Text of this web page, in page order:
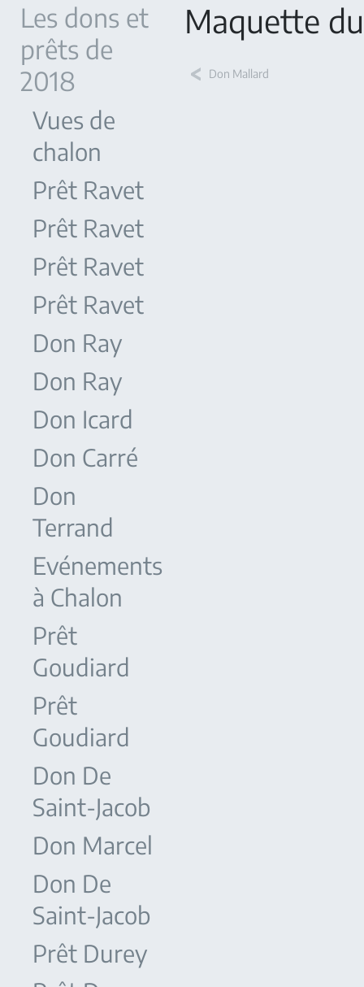
Les dons et
prêts de
2018
Vues de
chalon
Prêt Ravet
Prêt Ravet
Prêt Ravet
Prêt Ravet
Don Ray
Don Ray
Don Icard
Don Carré
Don
Terrand
Evénements
à Chalon
Prêt
Goudiard
Prêt
Goudiard
Don De
Saint-Jacob
Don Marcel
Don De
Saint-Jacob
Prêt Durey
Maquette
Don Mallard